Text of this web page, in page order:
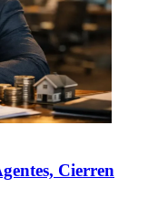
Cierren